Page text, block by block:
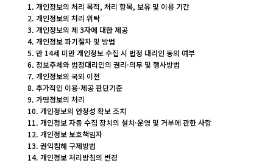
1. 개인정보의 처리 목적, 처리 항목, 보유 및 이용 기간
2. 개인정보의 처리 위탁
3. 개인정보의 제 3자에 대한 제공
4. 개인정보 파기절차 및 방법
5. 만 14세 미만 개인정보 수집 시 법정 대리인 동의 여부
6. 정보주체와 법정대리인의 권리·의무 및 행사방법
7. 개인정보의 국외 이전
8. 추가적인 이용·제공 판단기준
9. 가명정보의 처리
10. 개인정보의 안정성 확보 조치
11. 개인정보 자동 수집 장치의 설치·운영 및 거부에 관한 사항
12. 개인정보 보호책임자
13. 권익침해 구제방법
14. 개인정보 처리방침의 변경